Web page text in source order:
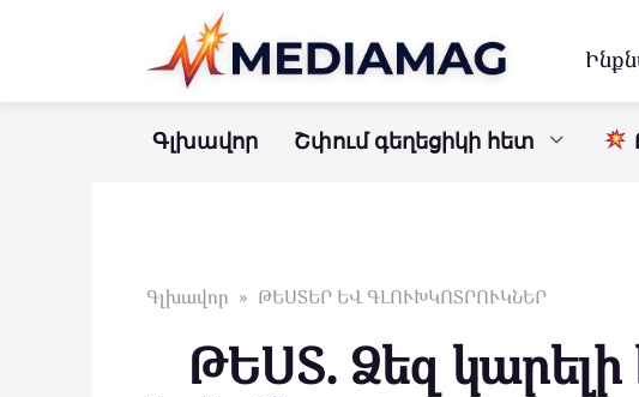
Գլխավոր Շփում գեղեցիկի հետ
Գլխավոր » ԹԵՍՏԵՐ ԵՎ ԳԼՈՒԽԿՈՏՐՈՒԿՆԵՐ
ԹԵՍՏ. Ձեզ